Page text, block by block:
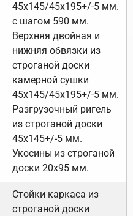
45х145/45х195+/-5 мм.
с шагом 590 мм.
Верхняя двойная и
нижняя обвязки из
строганой доски
камерной сушки
45х145/45х195+/-5 мм.
Разгрузочный ригель
из строганой доски
45х145+/-5 мм.
Укосины из строганой
доски 20х95 мм.
Стойки каркаса из
строганой доски